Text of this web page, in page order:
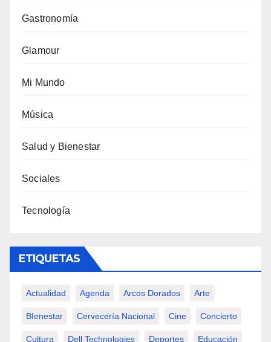
Gastronomía
Glamour
Mi Mundo
Música
Salud y Bienestar
Sociales
Tecnología
ETIQUETAS
Actualidad Agenda Arcos Dorados Arte
BIenestar Cervecería Nacional Cine Concierto
Cultura Dell Technologies Deportes Educación